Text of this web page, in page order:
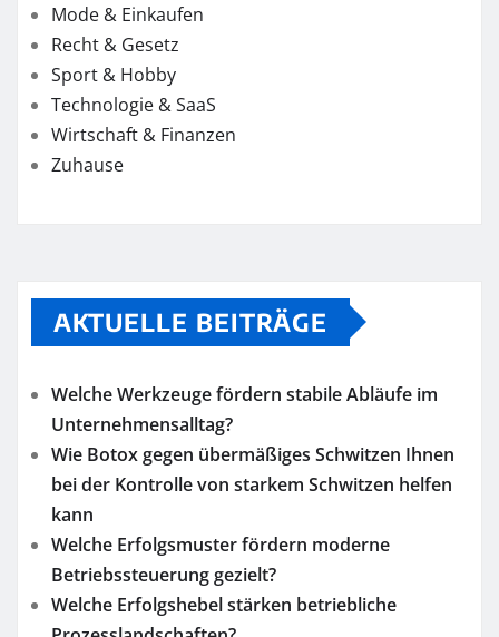
Mode & Einkaufen
Recht & Gesetz
Sport & Hobby
Technologie & SaaS
Wirtschaft & Finanzen
Zuhause
AKTUELLE BEITRÄGE
Welche Werkzeuge fördern stabile Abläufe im
Unternehmensalltag?
Wie Botox gegen übermäßiges Schwitzen Ihnen
bei der Kontrolle von starkem Schwitzen helfen
kann
Welche Erfolgsmuster fördern moderne
Betriebssteuerung gezielt?
Welche Erfolgshebel stärken betriebliche